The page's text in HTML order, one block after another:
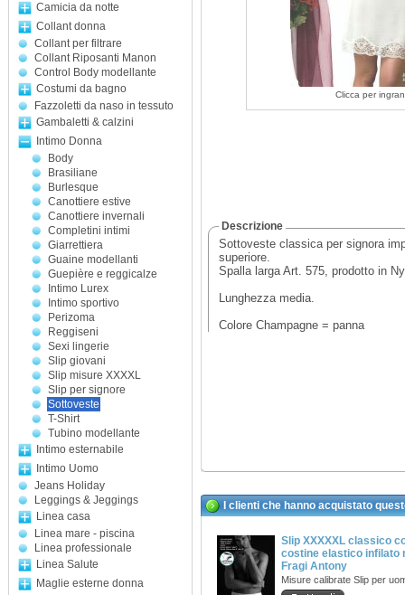
Camicia da notte
Collant donna
Collant per filtrare
Collant Riposanti Manon
Control Body modellante
Costumi da bagno
Fazzoletti da naso in tessuto
Gambaletti & calzini
Intimo Donna
Body
Brasiliane
Burlesque
Canottiere estive
Canottiere invernali
Completini intimi
Giarrettiera
Guaine modellanti
Guepière e reggicalze
Intimo Lurex
Intimo sportivo
Perizoma
Reggiseni
Sexi lingerie
Slip giovani
Slip misure XXXXL
Slip per signore
Sottoveste
T-Shirt
Tubino modellante
Intimo esternabile
Intimo Uomo
Jeans Holiday
Leggings & Jeggings
Linea casa
Linea mare - piscina
Linea professionale
Linea Salute
Maglie esterne donna
Clicca per
Descrizione
Sottoveste classica per signora
superiore.
Spalla larga Art. 575, prodotto in
Lunghezza media.
Colore Champagne = panna
I clienti che hanno acquistato
Slip XXXXXL classico
costine elastico infilato
Fragi Antony
Misure calibrate Slip per